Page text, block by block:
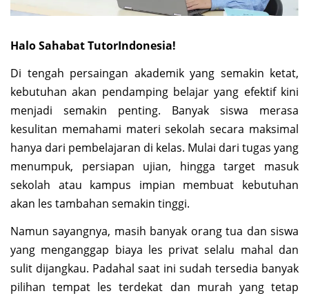
Halo Sahabat TutorIndonesia!
Di tengah persaingan akademik yang semakin ketat,
kebutuhan akan pendamping belajar yang efektif kini
menjadi semakin penting. Banyak siswa merasa
kesulitan memahami materi sekolah secara maksimal
hanya dari pembelajaran di kelas. Mulai dari tugas yang
menumpuk, persiapan ujian, hingga target masuk
sekolah atau kampus impian membuat kebutuhan
akan les tambahan semakin tinggi.
Namun sayangnya, masih banyak orang tua dan siswa
yang menganggap biaya les privat selalu mahal dan
sulit dijangkau. Padahal saat ini sudah tersedia banyak
pilihan tempat les terdekat dan murah yang tetap